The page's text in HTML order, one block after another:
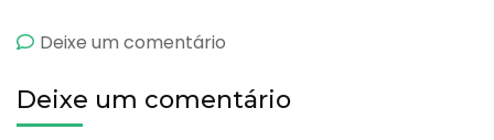
Deixe um comentário
Deixe um comentário